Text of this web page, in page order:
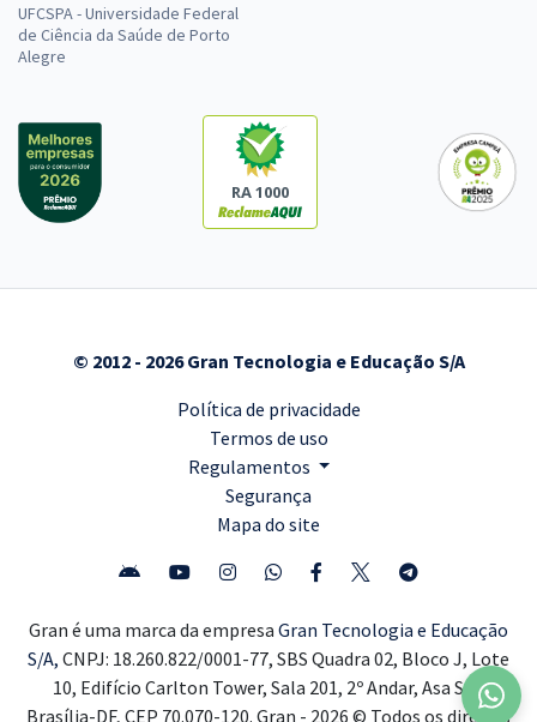
UFCSPA - Universidade Federal
de Ciência da Saúde de Porto
Alegre
RA 1000
© 2012 - 2026 Gran Tecnologia e Educação S/A
Política de privacidade
Termos de uso
Regulamentos
Segurança
Mapa do site
Gran é uma marca da empresa Gran Tecnologia e Educação
S/A, CNPJ: 18.260.822/0001-77, SBS Quadra 02, Bloco J, Lote
10, Edifício Carlton Tower, Sala 201, 2º Andar, Asa Sul,
Brasília-DF, CEP 70.070-120. Gran - 2026 © Todos os direitos